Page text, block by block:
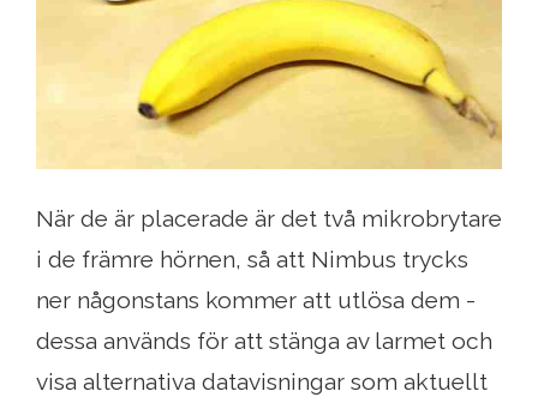
När de är placerade är det två mikrobrytare
i de främre hörnen, så att Nimbus trycks
ner någonstans kommer att utlösa dem -
dessa används för att stänga av larmet och
visa alternativa datavisningar som aktuellt